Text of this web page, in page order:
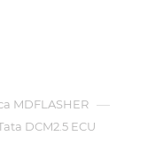
MDFLASHER —
DCM2.5 ECU